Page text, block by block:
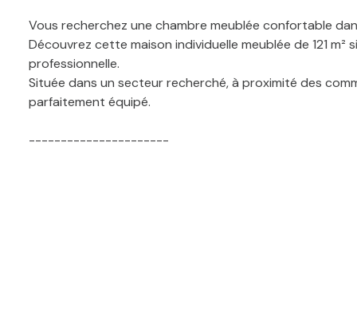
Vous recherchez une chambre meublée confortable
Découvrez cette maison individuelle meublée de 121
professionnelle.
Située dans un secteur recherché, à proximité des
parfaitement équipé.
----------------------
Vous bénéficierez d'une cuisine entièrement équipée
Les espaces de vie ont été pensés pour offrir confort,